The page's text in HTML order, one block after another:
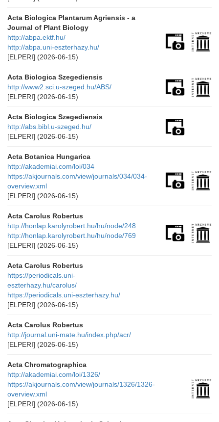
Acta Biologica Plantarum Agriensis - a
Journal of Plant Biology
http://abpa.ektf.hu/
http://abpa.uni-eszterhazy.hu/
[ELPERI] (2026-06-15)
Acta Biologica Szegediensis
http://www2.sci.u-szeged.hu/ABS/
[ELPERI] (2026-06-15)
Acta Biologica Szegediensis
http://abs.bibl.u-szeged.hu/
[ELPERI] (2026-06-15)
Acta Botanica Hungarica
http://akademiai.com/loi/034
https://akjournals.com/view/journals/034/034-
overview.xml
[ELPERI] (2026-06-15)
Acta Carolus Robertus
http://honlap.karolyrobert.hu/hu/node/248
http://honlap.karolyrobert.hu/hu/node/769
[ELPERI] (2026-06-15)
Acta Carolus Robertus
https://periodicals.uni-
eszterhazy.hu/carolus/
https://periodicals.uni-eszterhazy.hu/
[ELPERI] (2026-06-15)
Acta Carolus Robertus
http://journal.uni-mate.hu/index.php/acr/
[ELPERI] (2026-06-15)
Acta Chromatographica
http://akademiai.com/loi/1326/
https://akjournals.com/view/journals/1326/1326-
overview.xml
[ELPERI] (2026-06-15)